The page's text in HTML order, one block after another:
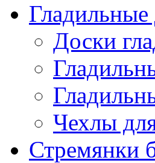
Доски
Чехлы
Стремянки